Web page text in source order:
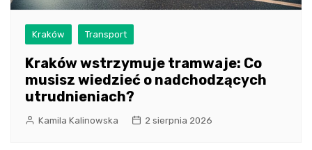
Kraków Transport
Kraków wstrzymuje tramwaje: Co
musisz wiedzieć o nadchodzących
utrudnieniach?
Kamila Kalinowska 2 sierpnia 2026